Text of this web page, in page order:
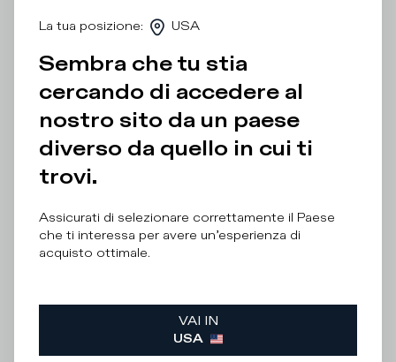
perseguono la finalità di analisi dei comportamenti a fini
marketing (profilazione).
La navigazione all'interno del presente sito web
costituisce accettazione dei suddetti cookie.
Cookie list
Below the cookie list:
La tua posizione: USA
Sembra che tu stia
cercando di accedere al
nostro sito da un paese
diverso da quello in cui ti
trovi.
Assicurati di selezionare correttamente il Paese
che ti interessa per avere un’esperienza di
acquisto ottimale.
VAI IN
USA